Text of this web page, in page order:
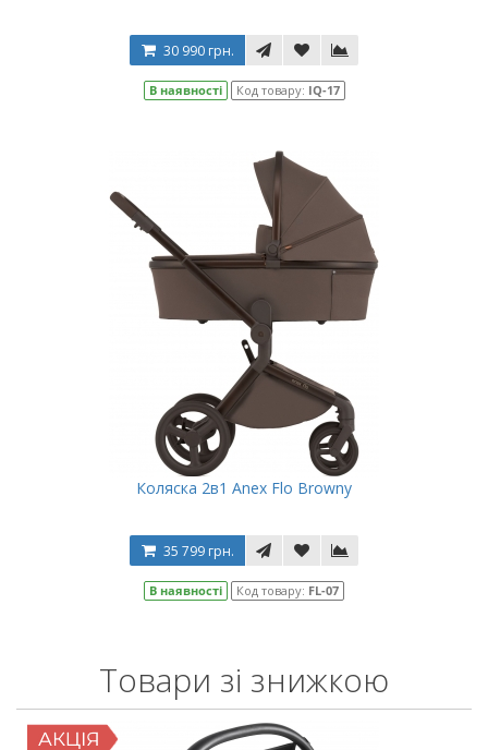
30 990 грн.
В наявності Код товару: IQ-17
Коляска 2в1 Anex Flo Browny
35 799 грн.
В наявності Код товару: FL-07
Товари зі знижкою